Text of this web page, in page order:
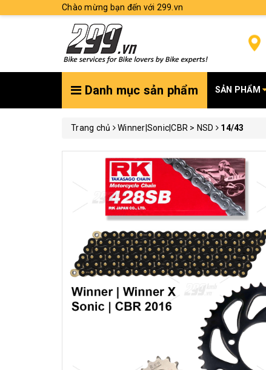
Chào mừng bạn đến với 299.vn
Danh mục sản phẩm SẢN PHẨM
Trang chủ Winner|Sonic|CBR > NSD 14/43